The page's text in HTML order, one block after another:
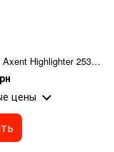
Маркер Axent Highlighter 2537-36-A, 1-5 мм, клиновидный, мятний пастель.
цены